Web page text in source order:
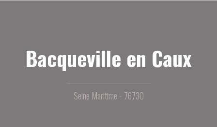
Bacqueville en Caux
Seine Maritime - 76730